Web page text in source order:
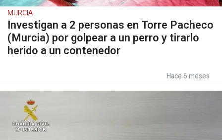
MURCIA
Investigan a 2 personas en Torre Pacheco
(Murcia) por golpear a un perro y tirarlo
herido a un contenedor
Hace 6 meses